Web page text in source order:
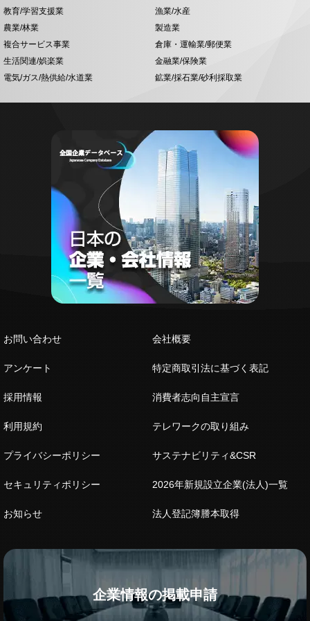
教育/学習支援業
漁業/水産
農業/林業
製造業
複合サービス事業
倉庫・運輸業/郵便業
生活関連/娯楽業
金融業/保険業
電気/ガス/熱供給/水道業
鉱業/採石業/砂利採取業
お問い合わせ
アンケート
採用情報
利用規約
プライバシーポリシー
セキュリティポリシー
お知らせ
会社概要
特定商取引法に基づく表記
消費者志向自主宣言
テレワークの取り組み
サステナビリティ&CSR
2026年新規設立企業(法人)一覧
法人登記簿謄本取得
企業情報の掲載申請